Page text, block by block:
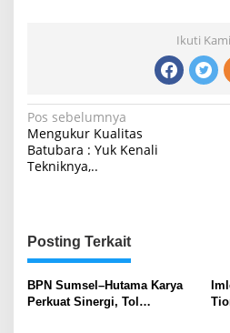
Ikuti Kami
Navigasi
pos
Pos sebelumnya
Mengukur Kualitas
Batubara : Yuk Kenali
Tekniknya,..
Posting Terkait
BPN Sumsel–Hutama Karya
Perkuat Sinergi, Tol